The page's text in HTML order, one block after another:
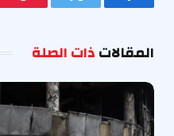
فيسبوك تويتر
المقالاتذات الصلة